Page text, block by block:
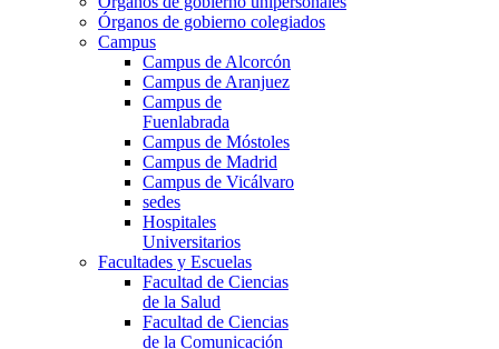
Órganos de gobierno colegiados
Campus
Campus de Alcorcón
Campus de Aranjuez
Campus de
Fuenlabrada
Campus de Móstoles
Campus de Madrid
Campus de Vicálvaro
sedes
Hospitales
Universitarios
Facultades y Escuelas
Facultad de Ciencias
de la Salud
Facultad de Ciencias
de la Comunicación